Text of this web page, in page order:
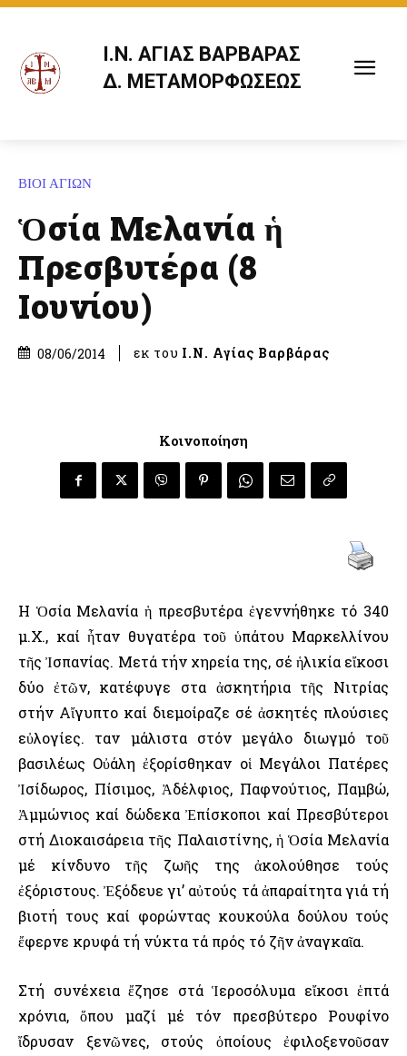
Ι.Ν. ΑΓΙΑΣ ΒΑΡΒΑΡΑΣ
Δ. ΜΕΤΑΜΟΡΦΩΣΕΩΣ
ΒΙΟΙ ΑΓΙΩΝ
Ὁσία Μελανία ἡ
Πρεσβυτέρα (8
Ιουνίου)
08/06/2014 εκ του Ι.Ν. Αγίας Βαρβάρας
Κοινοποίηση
Η Ὁσία Μελανία ἡ πρεσβυτέρα ἐγεννήθηκε τό 340
μ.Χ., καί ἦταν θυγατέρα τοῦ ὑπάτου Μαρκελλίνου
τῆς Ἰσπανίας. Μετά τήν χηρεία της, σέ ἡλικία εἴκοσι
δύο ἐτῶν, κατέφυγε στα ἀσκητήρια τῆς Νιτρίας
στήν Αἴγυπτο καί διεμοίραζε σέ ἀσκητές πλούσιες
εὐλογίες. Ὅταν μάλιστα στόν μεγάλο διωγμό τοῦ
βασιλέως Οὐάλη ἐξορίσθηκαν οἱ Μεγάλοι Πατέρες
Ἰσίδωρος, Πίσιμος, Ἀδέλφιος, Παφνούτιος, Παμβώ,
Ἀμμώνιος καί δώδεκα Ἐπίσκοποι καί Πρεσβύτεροι
στή Διοκαισάρεια τῆς Παλαιστίνης, ἡ Ὁσία Μελανία
μέ κίνδυνο τῆς ζωῆς της ἀκολούθησε τούς
ἐξόριστους. Ἐξόδευε γι’ αὐτούς τά ἀπαραίτητα γιά τή
βιοτή τους καί φορώντας κουκούλα δούλου τούς
ἔφερνε κρυφά τή νύκτα τά πρός τό ζῆν ἀναγκαῖα.
Στή συνέχεια ἔζησε στά Ἱεροσόλυμα εἴκοσι ἑπτά
χρόνια, ὅπου μαζί μέ τόν πρεσβύτερο Ρουφίνο
ἴδρυσαν ξενῶνες, στούς ὁποίους ἐφιλοξενοῦσαν